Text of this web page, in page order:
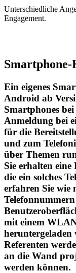
Unterschiedliche
Engagement.
Smartphone-
Ein eigenes
Android ab
Smartphones
Anmeldung bei
für die
und zum
über Themen
Sie erhalten
die ein solches
erfahren Sie wie
mit einem
heruntergeladen
Referenten
an die Wand
werden können.